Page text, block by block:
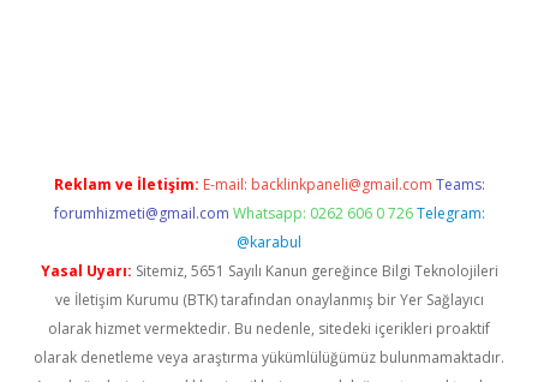
Reklam ve İletişim: E-mail: backlinkpaneli@gmail.com Teams:
forumhizmeti@gmail.com Whatsapp: 0262 606 0 726 Telegram:
@karabul
Yasal Uyarı: Sitemiz, 5651 Sayılı Kanun gereğince Bilgi Teknolojileri
ve İletişim Kurumu (BTK) tarafından onaylanmış bir Yer Sağlayıcı
olarak hizmet vermektedir. Bu nedenle, sitedeki içerikleri proaktif
olarak denetleme veya araştırma yükümlülüğümüz bulunmamaktadır.